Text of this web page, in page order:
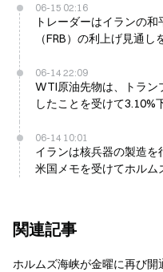
06-15 02:16
トレーダーはイランの
（FRB）の利上げ見通
06-14 22:09
WTI原油先物は、トラン
したことを受けて3.10%
06-14 10:01
イランは核兵器の製造
米国メモを受けてホルム
関連記事
ホルムズ海峡が金曜に再び